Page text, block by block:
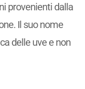
provenienti dalla
Il suo nome
delle uve e non